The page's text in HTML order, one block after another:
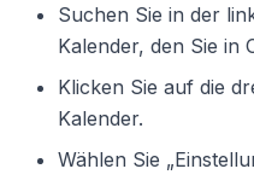
Suchen Sie in der
Kalender, den Sie in
Klicken Sie auf die
Kalender.
Wählen Sie